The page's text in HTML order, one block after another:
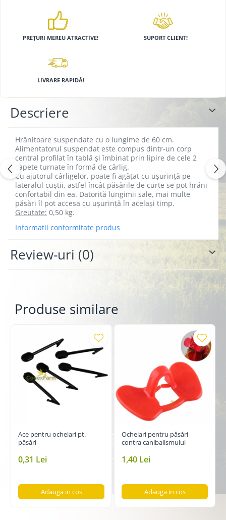
Hrănitori
Hrană păsări
Pisici
Grădină
PREȚURI MEREU ATRACTIVE! SUPORT CLIENT!
LIVRARE RAPIDĂ!
Descriere
Hrănitoare suspendate cu o lungime de 60 cm.
Alimentatorul suspendat este compus dintr-un corp
central profilat în tablă și îmbinat prin lipire de cele 2
capete turnate în formă de cârlig.
Cu ajutorul cârligelor, poate fi agățat cu ușurință pe
lateralul cuștii, astfel încât păsările de curte se pot hrăni
confortabil din ea. Datorită lungimii sale, mai multe
păsări îl pot accesa cu ușurință în același timp.
Greutate: 0,50 kg.
Informatii conformitate produs
Review-uri (0)
Produse similare
Ace pentru ochelari pt.
păsări
0,31 Lei
Adauga in cos
Ochelari pentru păsări
contra canibalismului
1,40 Lei
Adauga in cos